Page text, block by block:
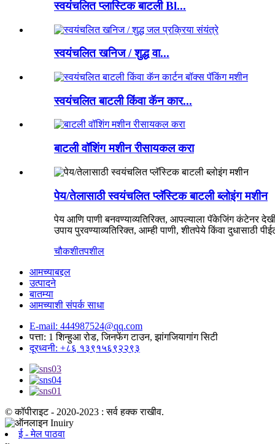
स्वयंचलित प्लास्टिक बाटली Bl...
स्वयंचलित खनिज / शुद्ध वा...
स्वयंचलित बाटली किंवा कॅन कार...
बाटली वॉशिंग मशीन रीसायकल करा
पेय/तेलासाठी स्वयंचलित प्लॅस्टिक बाटली ब्लोइंग मशीन
पेय आणि पाणी बनवण्याव्यतिरिक्त, आपल्याला पॅकेजिंग कंटेनर
उपाय पुरवण्याव्यतिरिक्त, आम्ही पाणी, शीतपेये किंवा दुधासाठी
चौकशीतपशील
आमच्याबद्दल
उत्पादने
बातम्या
आमच्याशी संपर्क साधा
E-mail: 444987524@qq.com
पत्ता: 1 शिन्हुआ रोड, जिनफेंग टाउन, झांगजियागांग सिटी
दूरध्वनी: +८६ १३९१५६९२२९३
© कॉपीराइट - 2020-2023 : सर्व हक्क राखीव.
ई - मेल पाठवा